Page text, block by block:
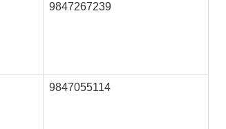
9847267239
9847055114